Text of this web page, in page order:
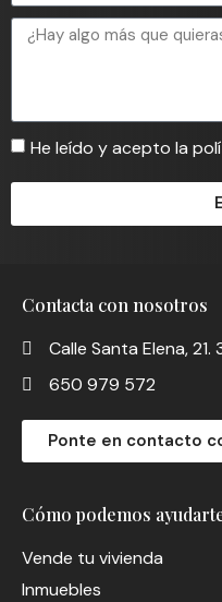
He leído y acepto la
Cómo podemos
Vende tu vivienda
Inmuebles
Contacta con nosotros
Calle Santa Elena,
650 979 572
Ponte en contacto